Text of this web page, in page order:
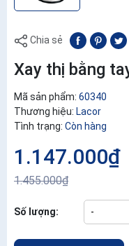
Chia sẻ
Xay thị bằng
Mã sản phẩm: 60340
Thương hiệu: Lacor
Tình trạng: Còn hàng
1.147.000₫
1.455.000₫
Số lượng: -